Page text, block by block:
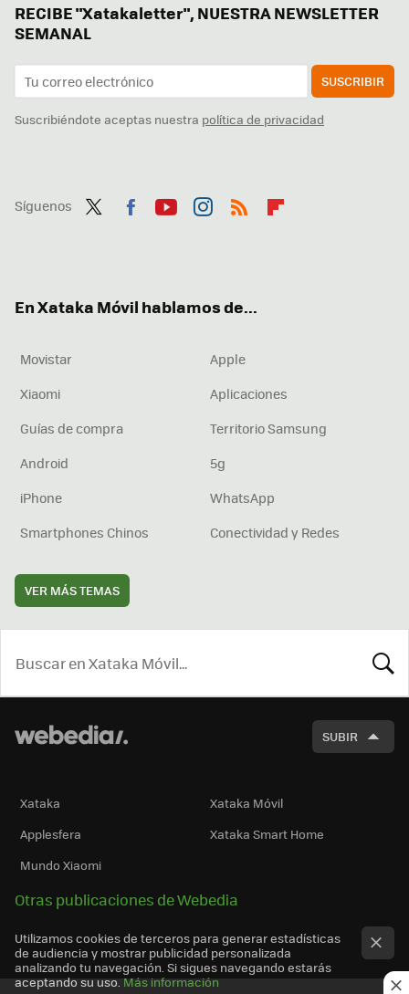
RECIBE "Xatakaletter", NUESTRA NEWSLETTER
SEMANAL
SUSCRIBIR
Suscribiéndote aceptas nuestra política de privacidad
Síguenos
En Xataka Móvil hablamos de...
Movistar
Apple
Xiaomi
Aplicaciones
Guías de compra
Territorio Samsung
Android
5g
iPhone
WhatsApp
Smartphones Chinos
Conectividad y Redes
VER MÁS TEMAS
SUBIR
Xataka
Xataka Móvil
Applesfera
Xataka Smart Home
Mundo Xiaomi
Otras publicaciones de Webedia
Utilizamos cookies de terceros para generar estadísticas
de audiencia y mostrar publicidad personalizada
analizando tu navegación. Si sigues navegando estarás
aceptando su uso. Más información